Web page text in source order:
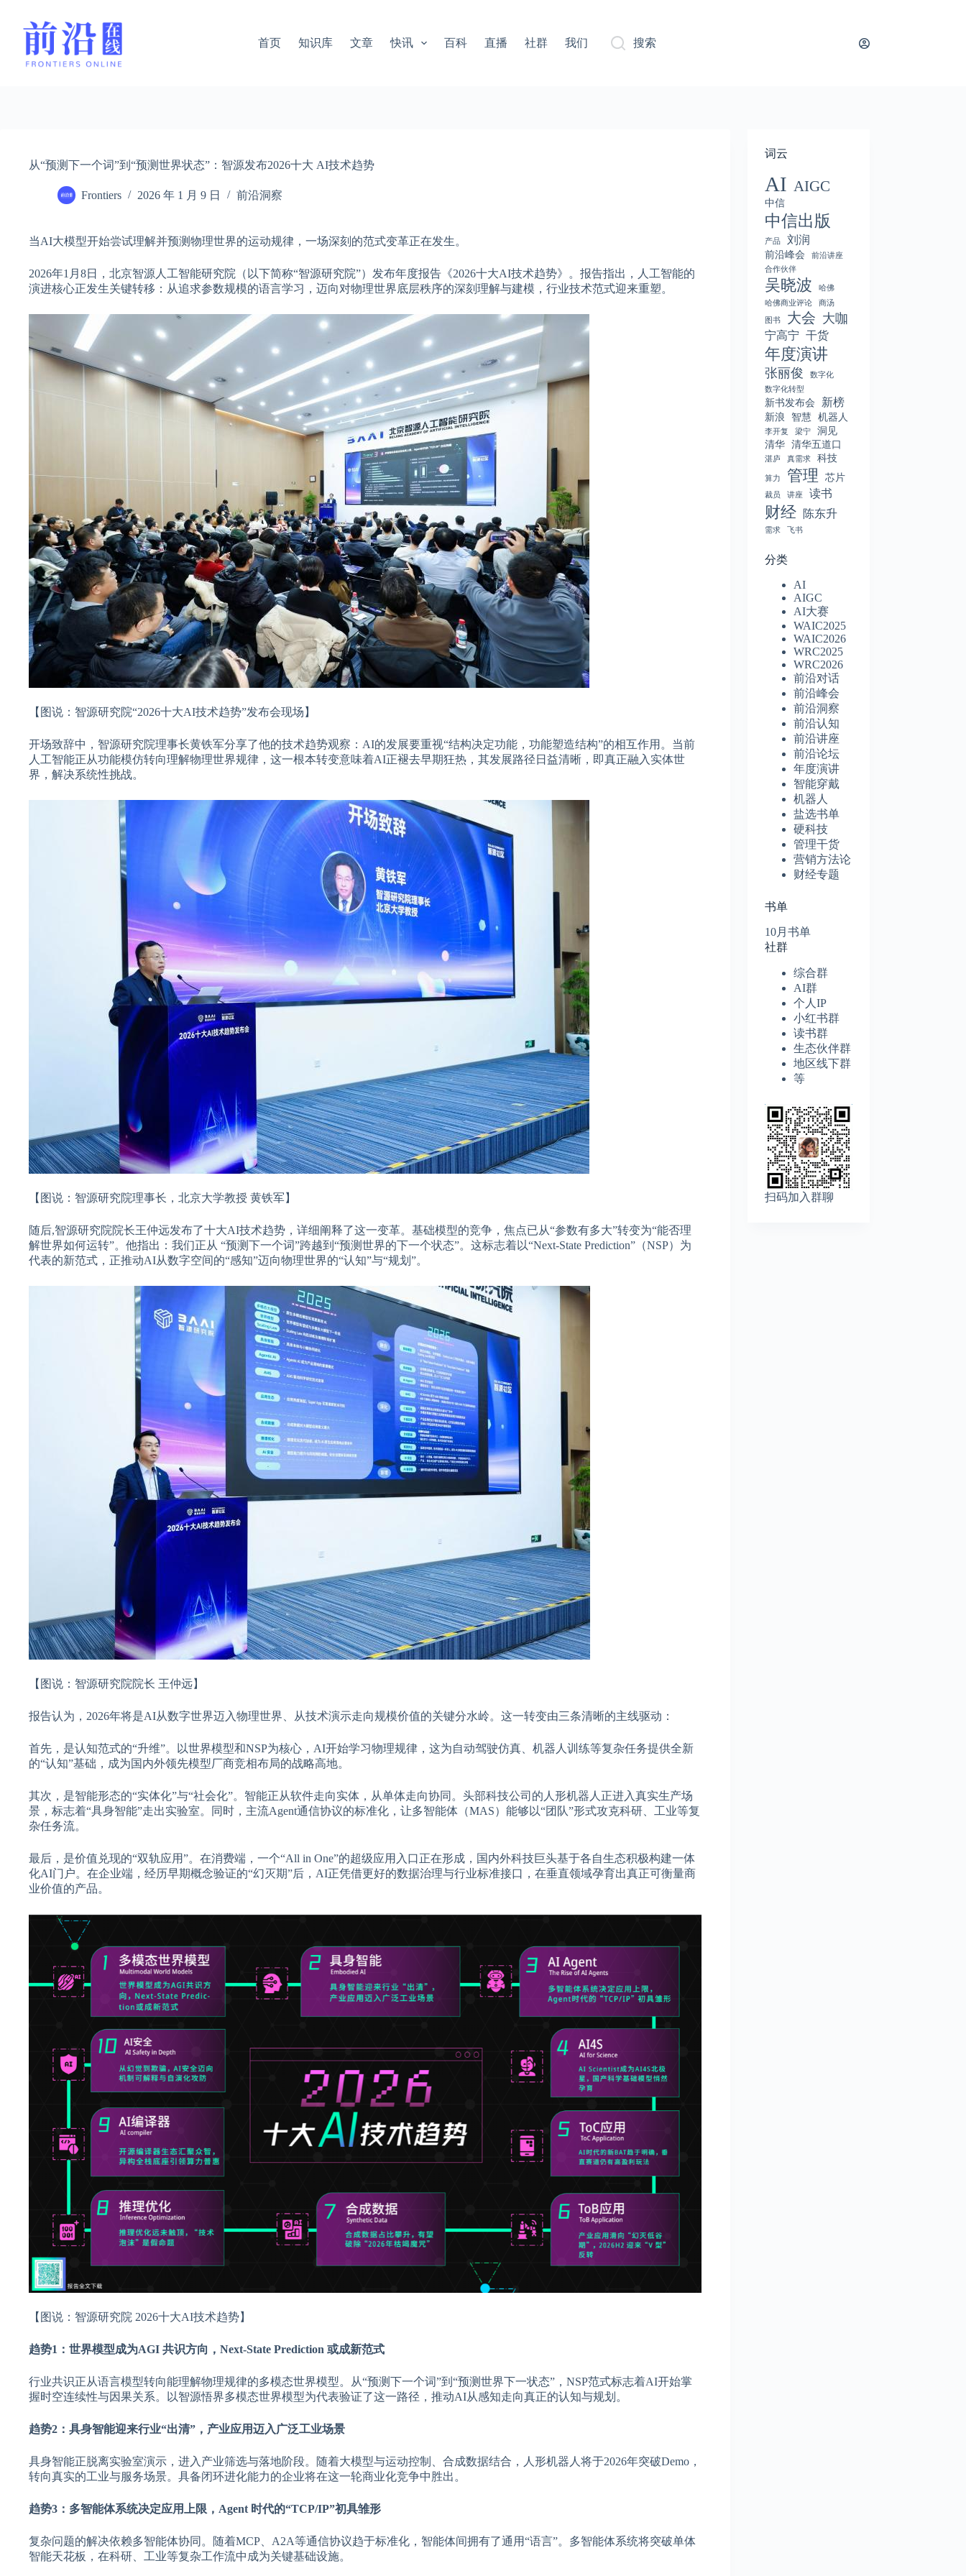
首页 知识库 文章 快讯 百科 直播 社群 我们 搜索
从“预测下一个词”到“预测世界状态”：智源发布2026十大 AI技术趋势
Frontiers 2026 年 1 月 9 日 前沿洞察
当AI大模型开始尝试理解并预测物理世界的运动规律，一场深刻的范式变革正在发生。
2026年1月8日，北京智源人工智能研究院（以下简称“智源研究院”）发布年度报告《2026十大AI技术趋势》。报告指出，人工智能的
演进核心正发生关键转移：从追求参数规模的语言学习，迈向对物理世界底层秩序的深刻理解与建模，行业技术范式迎来重塑。
【图说：智源研究院“2026十大AI技术趋势”发布会现场】
开场致辞中，智源研究院理事长黄铁军分享了他的技术趋势观察：AI的发展要重视“结构决定功能，功能塑造结构”的相互作用。当前
人工智能正从功能模仿转向理解物理世界规律，这一根本转变意味着AI正褪去早期狂热，其发展路径日益清晰，即真正融入实体世
界，解决系统性挑战。
【图说：智源研究院理事长，北京大学教授 黄铁军】
随后,智源研究院院长王仲远发布了十大AI技术趋势，详细阐释了这一变革。基础模型的竞争，焦点已从“参数有多大”转变为“能否理
解世界如何运转”。他指出：我们正从 “预测下一个词”跨越到“预测世界的下一个状态”。这标志着以“Next-State Prediction”（NSP）为
代表的新范式，正推动AI从数字空间的“感知”迈向物理世界的“认知”与“规划”。
【图说：智源研究院院长 王仲远】
报告认为，2026年将是AI从数字世界迈入物理世界、从技术演示走向规模价值的关键分水岭。这一转变由三条清晰的主线驱动：
首先，是认知范式的“升维”。以世界模型和NSP为核心，AI开始学习物理规律，这为自动驾驶仿真、机器人训练等复杂任务提供全新
的“认知”基础，成为国内外领先模型厂商竞相布局的战略高地。
其次，是智能形态的“实体化”与“社会化”。智能正从软件走向实体，从单体走向协同。头部科技公司的人形机器人正进入真实生产场
景，标志着“具身智能”走出实验室。同时，主流Agent通信协议的标准化，让多智能体（MAS）能够以“团队”形式攻克科研、工业等复
杂任务流。
最后，是价值兑现的“双轨应用”。在消费端，一个“All in One”的超级应用入口正在形成，国内外科技巨头基于各自生态积极构建一体
化AI门户。在企业端，经历早期概念验证的“幻灭期”后，AI正凭借更好的数据治理与行业标准接口，在垂直领域孕育出真正可衡量商
业价值的产品。
【图说：智源研究院 2026十大AI技术趋势】
趋势1：世界模型成为AGI 共识方向，Next-State Prediction 或成新范式
行业共识正从语言模型转向能理解物理规律的多模态世界模型。从“预测下一个词”到“预测世界下一状态”，NSP范式标志着AI开始掌
握时空连续性与因果关系。以智源悟界多模态世界模型为代表验证了这一路径，推动AI从感知走向真正的认知与规划。
趋势2：具身智能迎来行业“出清”，产业应用迈入广泛工业场景
具身智能正脱离实验室演示，进入产业筛选与落地阶段。随着大模型与运动控制、合成数据结合，人形机器人将于2026年突破Demo，
转向真实的工业与服务场景。具备闭环进化能力的企业将在这一轮商业化竞争中胜出。
趋势3：多智能体系统决定应用上限，Agent 时代的“TCP/IP”初具雏形
复杂问题的解决依赖多智能体协同。随着MCP、A2A等通信协议趋于标准化，智能体间拥有了通用“语言”。多智能体系统将突破单体
智能天花板，在科研、工业等复杂工作流中成为关键基础设施。
词云
AI AIGC
中信
中信出版
产品 刘润
前沿峰会
前沿讲座
合作伙伴
吴晓波
哈佛
哈佛商业评论
商汤
图书 大会 大咖
宁高宁 干货
年度演讲
张丽俊
数字化
数字化转型
新书发布会 新榜
新浪 智慧 机器人
李开复 梁宁
洞见
清华
清华五道口
湛庐 真需求 科技
算力 管理 芯片
裁员 讲座 读书
财经 陈东升
需求 飞书
分类
AI
AIGC
AI大赛
WAIC2025
WAIC2026
WRC2025
WRC2026
前沿对话
前沿峰会
前沿洞察
前沿认知
前沿讲座
前沿论坛
年度演讲
智能穿戴
机器人
盐选书单
硬科技
管理干货
营销方法论
财经专题
书单
10月书单
社群
综合群
AI群
个人IP
小红书群
读书群
生态伙伴群
地区线下群
等
扫码加入群聊